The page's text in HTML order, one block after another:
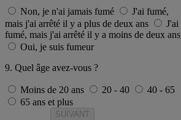
Non, je n'ai jamais fumé
J'ai fumé,
mais j'ai arrêté il y a plus de deux ans
J'ai
fumé, mais j'ai arrêté il y a moins de deux ans
Oui, je suis fumeur
9. Quel âge avez-vous ?
Moins de 20 ans 20 - 40
40 - 65
65 ans et plus
SUIVANT